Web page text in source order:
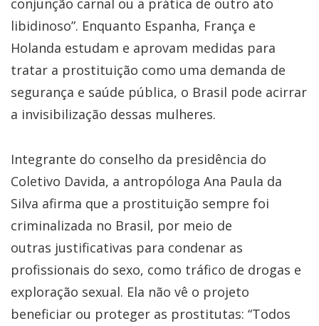
conjunção carnal ou a prática de outro ato
libidinoso”. Enquanto Espanha, França e
Holanda estudam e aprovam medidas para
tratar a prostituição como uma demanda de
segurança e saúde pública, o Brasil pode acirrar
a invisibilização dessas mulheres.
Integrante do conselho da presidência do
Coletivo Davida, a antropóloga Ana Paula da
Silva afirma que a prostituição sempre foi
criminalizada no Brasil, por meio de
outras justificativas para condenar as
profissionais do sexo, como tráfico de drogas e
exploração sexual. Ela não vê o projeto
beneficiar ou proteger as prostitutas: “Todos